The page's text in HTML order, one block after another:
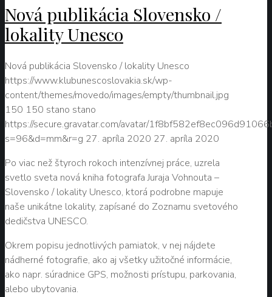
Nová publikácia Slovensko /
lokality Unesco
Nová publikácia Slovensko / lokality Unesco
https://www.klubunescoslovakia.sk/wp-
content/themes/movedo/images/empty/thumbnail.jpg
150 150 stano stano
https://secure.gravatar.com/avatar/
s=96&d=mm&r=g 27. apríla 2020 27. apríla 2020
Po viac než štyroch rokoch intenzívnej práce, uzrela
svetlo sveta nová kniha fotografa Juraja Vohnouta –
Slovensko / lokality Unesco, ktorá podrobne mapuje
naše unikátne lokality, zapísané do Zoznamu svetového
dedičstva UNESCO.
Okrem popisu jednotlivých pamiatok, v nej nájdete
nádherné fotografie, ako aj všetky užitočné informácie,
ako napr. súradnice GPS, možnosti prístupu, parkovania,
alebo ubytovania.